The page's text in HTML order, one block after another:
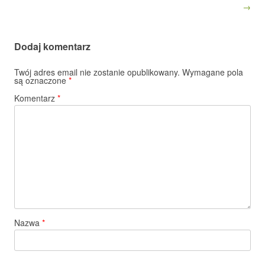
→
Dodaj komentarz
Twój adres email nie zostanie opublikowany. Wymagane pola
są oznaczone *
Komentarz *
Nazwa *